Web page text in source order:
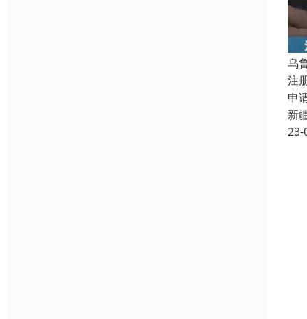
乌
注
申
新
23-